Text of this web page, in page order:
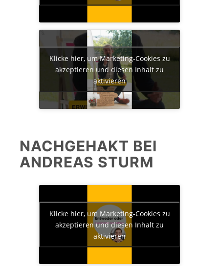
Klicke hier, um Marketing-Cookies zu
akzeptieren und diesen Inhalt zu
aktivieren
NACHGEHAKT BEI
ANDREAS STURM
Klicke hier, um Marketing-Cookies zu
akzeptieren und diesen Inhalt zu
aktivieren